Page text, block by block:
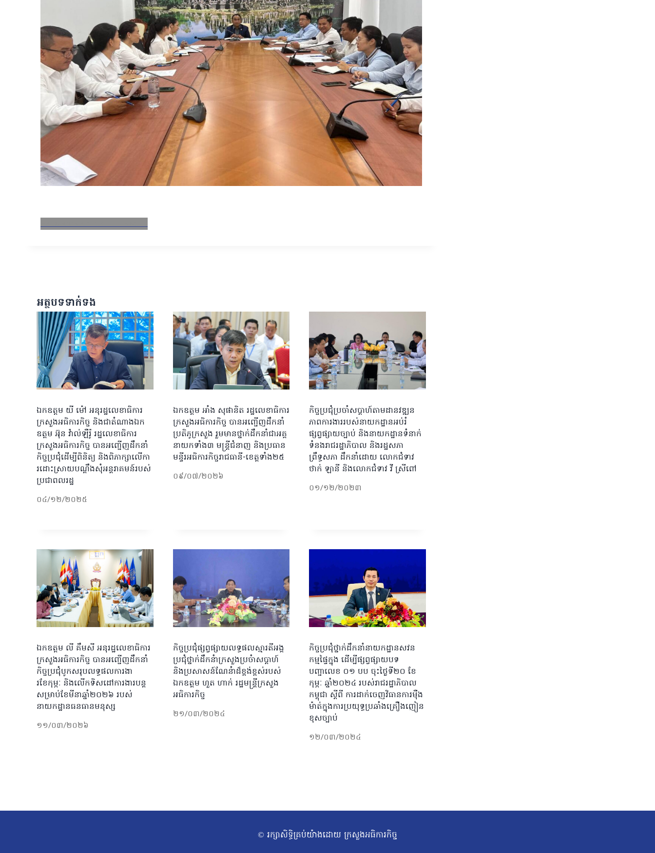
FacebookXEmailLinkedIn
អត្ថបទទាក់ទង
ឯកឧត្តម យី ម៉ៅ អនុរដ្ឋលេខាធិការ
ក្រសួងអធិការកិច្ច និងជាតំណាងឯក
ឧត្តម អ៊ុន វ៉ាល់ឡឺរ៉ូ រដ្ឋលេខាធិការ
ក្រសួងអធិការកិច្ច បានអញ្ជើញដឹកនាំ
កិច្ចប្រជុំដើម្បីពិនិត្យ និងពិភាក្សាលើកា
រដោះស្រាយបណ្តឹងសុំអន្តរាគមន៍របស់
ប្រជាពលរដ្ឋ
០៤/១២/២០២៥
ឯកឧត្តម អាំង សុផានិត រដ្ឋលេខាធិការ
ក្រសួងអធិការកិច្ច បានអញ្ជើញដឹកនាំ
ប្រតិភូក្រសួង រួមមានថ្នាក់ដឹកនាំជាអគ្គ
នាយកទាំង៣ មន្ត្រីជំនាញ និងប្រធាន
មន្ទីរអធិការកិច្ចរាជធានី-ខេត្តទាំង២៥
០៩/០៧/២០២៦
កិច្ចប្រជុំប្រចាំសប្តាហ៍តាមដានវឌ្ឍន
ភាពការងាររបស់នាយកដ្ឋានអប់រំ
ផ្សព្វផ្សាយច្បាប់ និងនាយកដ្ឋានទំនាក់
ទំនងរាជរដ្ឋាភិបាល និងរដ្ឋសភា
ព្រឹទ្ធសភា ដឹកនាំដោយ លោកជំទាវ
ថាក់ ឡានី និងលោកជំទាវ វី ស្រីពៅ
០១/១២/២០២៣
ឯកឧត្តម លី គឹមសី អនុរដ្ឋលេខាធិការ
ក្រសួងអធិការកិច្ច បានអញ្ជើញដឹកនាំ
កិច្ចប្រជុំបូកសរុបលទ្ធផលការងា
រខែកុម្ភៈ និងលើកទិសដៅការងារបន្ត
សម្រាប់ខែមីនាឆ្នាំ២០២៦ របស់
នាយកដ្ឋានធនធានមនុស្ស
១១/០៣/២០២៦
កិច្ចប្រជុំផ្សព្វផ្សាយលទ្ធផលស្មារតីអង្គ
ប្រជុំថ្នាក់ដឹកនំាក្រសួងប្រចំាសប្ដាហ៍
និងប្រសាសន៍ណែនំាដ៏ខ្ពង់ខ្ពស់របស់
ឯកឧត្តម ហួត ហាក់ រដ្ឋមន្ដ្រីក្រសួង
អធិការកិច្ច
២១/០៣/២០២៤
កិច្ចប្រជុំថ្នាក់ដឹកនាំនាយកដ្ឋានសវន
កម្មផ្ទៃក្នុង ដើម្បីផ្សព្វផ្សាយបទ
បញ្ជាលេខ ០១ បប ចុះថ្ងៃទី២០ ខែ
កុម្ភៈ ឆ្នាំ២០២៤ របស់រាជរដ្ឋាភិបាល
កម្ពុជា ស្ដីពី ការដាក់ចេញវិធានការម៉ឺង
ម៉ាត់ក្នុងការប្រយុទ្ធប្រឆាំងគ្រឿងញៀន
ខុសច្បាប់
១២/០៣/២០២៤
© រក្សាសិទ្ធិគ្រប់យ៉ាងដោយ ក្រសួងអធិការកិច្ច